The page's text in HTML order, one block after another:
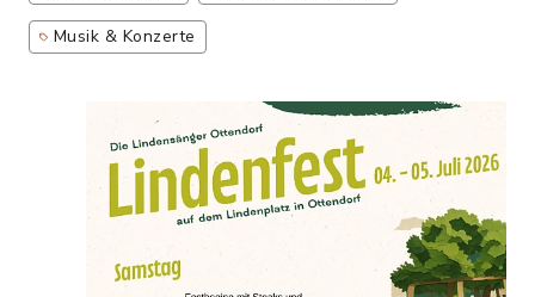
Musik & Konzerte